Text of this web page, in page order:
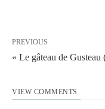
PREVIOUS
« Le gâteau de Gusteau
VIEW COMMENTS